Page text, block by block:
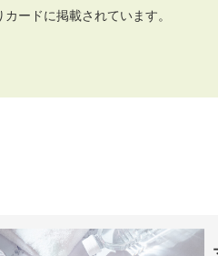
ードに掲載されています。